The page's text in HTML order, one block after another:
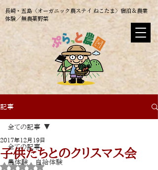
長崎・五島〈オーガニック農ステイ ねこたま〉​宿泊＆農業
体験／無農薬野菜
記事
全ての記事
農体験 自給体験
全ての記事
子供たちとのクリスマス会
2017年12月19日
5つ星のうちNaNと評価されています。